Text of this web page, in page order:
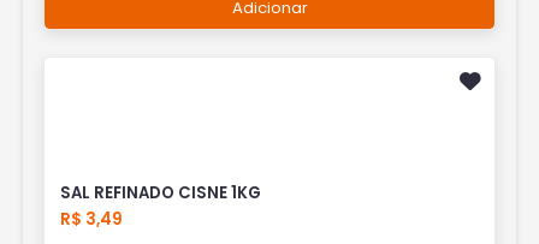
Adicionar
SAL REFINADO CISNE 1KG
R$ 3,49